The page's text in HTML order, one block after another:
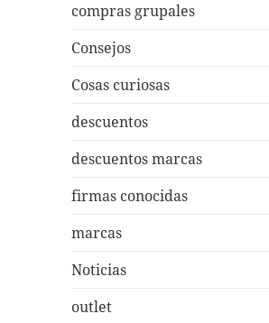
compras grupales
Consejos
Cosas curiosas
descuentos
descuentos marcas
firmas conocidas
marcas
Noticias
outlet